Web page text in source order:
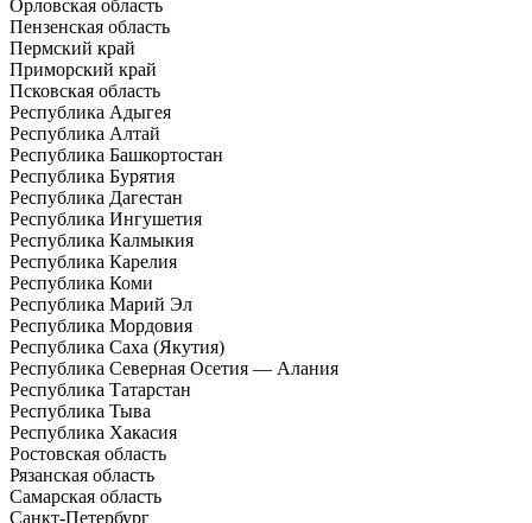
Орловская область
Пензенская область
Пермский край
Приморский край
Псковская область
Республика Адыгея
Республика Алтай
Республика Башкортостан
Республика Бурятия
Республика Дагестан
Республика Ингушетия
Республика Калмыкия
Республика Карелия
Республика Коми
Республика Марий Эл
Республика Мордовия
Республика Саха (Якутия)
Республика Северная Осетия — Алания
Республика Татарстан
Республика Тыва
Республика Хакасия
Ростовская область
Рязанская область
Самарская область
Санкт-Петербург